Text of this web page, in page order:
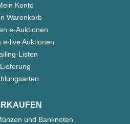
Konto
Warenkorb
e-Auktionen
e-live Auktionen
Listen
Lieferung
und Banknoten